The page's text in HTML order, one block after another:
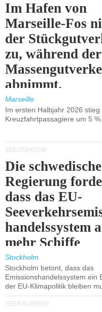
Im Hafen von
Marseille-Fos
der
zu, während der
abnimmt.
Marseille
Im ersten Halbjahr 2026
Kreuzfahrtpassagiere um 5 %.
SEEVERKEHR
Die schwedische
Regierung
dass das EU-
handelssystem
mehr Schiffe
ausgeweitet wird.
Stockholm
Stockholm betont, dass das
Emissionshandelssystem ein
der EU-Klimapolitik bleiben
SEERÄUBEREI